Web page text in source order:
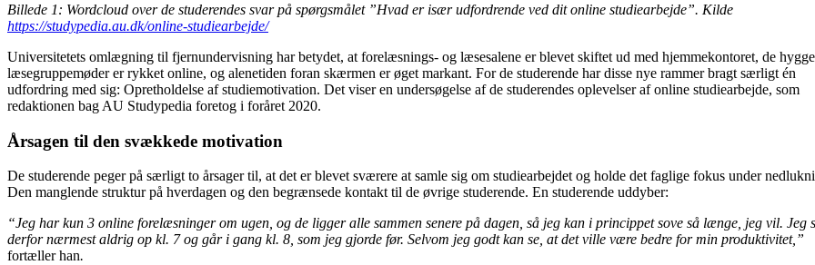
Billede 1: Wordcloud over de studerendes svar på spørgsmålet ”Hvad er især udfordrende ved dit online studiearbejde”. Kilde
https://studypedia.au.dk/online-studiearbejde/
Universitetets omlægning til fjernundervisning har betydet, at forelæsnings- og læsesalene er blevet skiftet ud med hjemmekontoret, de
læsegruppemøder er rykket online, og alenetiden foran skærmen er øget markant. For de studerende har disse nye rammer bragt særligt én
udfordring med sig: Opretholdelse af studiemotivation. Det viser en undersøgelse af de studerendes oplevelser af online studiearbejde, som
redaktionen bag AU Studypedia foretog i foråret 2020.
Årsagen til den svækkede motivation
De studerende peger på særligt to årsager til, at det er blevet sværere at samle sig om studiearbejdet og holde det faglige fokus under
Den manglende struktur på hverdagen og den begrænsede kontakt til de øvrige studerende. En studerende uddyber:
“Jeg har kun 3 online forelæsninger om ugen, og de ligger alle sammen senere på dagen, så jeg kan i princippet sove så længe, jeg vil. Jeg
derfor nærmest aldrig op kl. 7 og går i gang kl. 8, som jeg gjorde før. Selvom jeg godt kan se, at det ville være bedre for min produktivitet,”
fortæller han.